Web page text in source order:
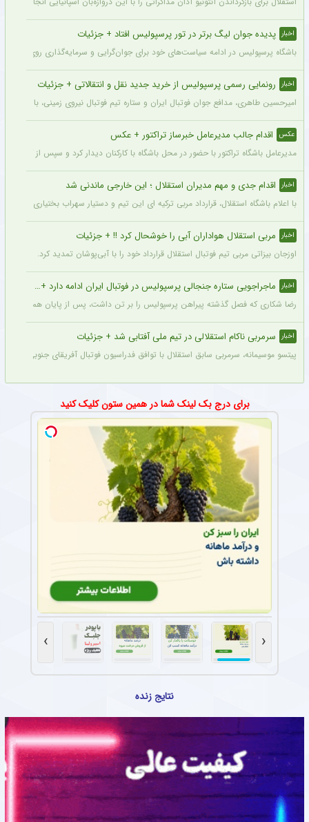
اخبار پدیده جوان لیگ برتر در تور پرسپولیس افتاد + جزئیات
باشگاه پرسپولیس در ادامه سیاست‌های خود برای جوان‌گرایی و سرمایه‌گذاری روی استعدادهای آینده فوتبال
اخبار رونمایی رسمی پرسپولیس از خرید جدید نقل و انتقالاتی + جزئیات
امیرحسین طاهری، مدافع جوان فوتبال ایران و ستاره تیم فوتبال نیروی زمینی، با
عکس اقدام جالب مدیرعامل خبرساز تراکتور + عکس
مدیرعامل باشگاه تراکتور با حضور در محل باشگاه با کارکنان دیدار کرد و سپس از کمپ
اخبار اقدام جدی و مهم مدیران استقلال ؛ این خارجی ماندنی شد
با اعلام باشگاه استقلال، قرارداد مربی ترکیه ای این تیم و دستیار سهراب بختیاری زاده
اخبار مربی استقلال هواداران آبی را خوشحال کرد !! + جزئیات
اوزجان بیزاتی مربی تیم فوتبال استقلال قرارداد خود را با آبی‌پوشان تمدید کرد.
اخبار ماجراجویی ستاره جنجالی پرسپولیس در فوتبال ایران ادامه دارد + جزئیات
رضا شکاری که فصل گذشته پیراهن پرسپولیس را بر تن داشت، پس از پایان همکاری با
اخبار سرمربی ناکام استقلالی در تیم ملی آفتابی شد + جزئیات
پیتسو موسیمانه، سرمربی سابق استقلال با توافق فدراسیون فوتبال آفریقای جنوبی
برای درج بک لینک شما در همین ستون کلیک کنید
‹
›
نتایج زنده